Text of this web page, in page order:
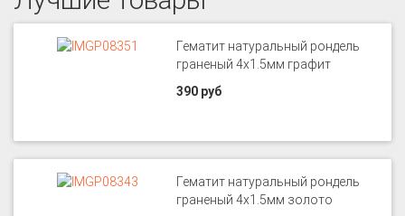
Гематит натуральный рондель
граненый 4х1.5мм графит
390 руб
Гематит натуральный рондель
граненый 4х1.5мм золото